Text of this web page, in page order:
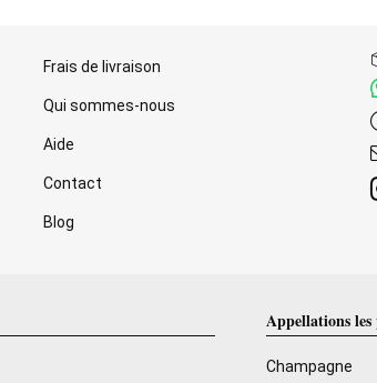
Frais de livraison
Qui sommes-nous
Aide
Contact
Blog
Appellations les
Champagne